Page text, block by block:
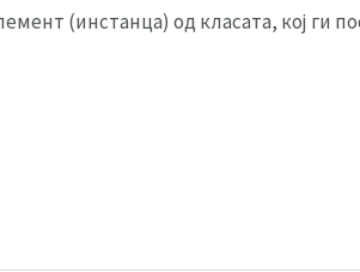
(инстанца) од класата, кој ги